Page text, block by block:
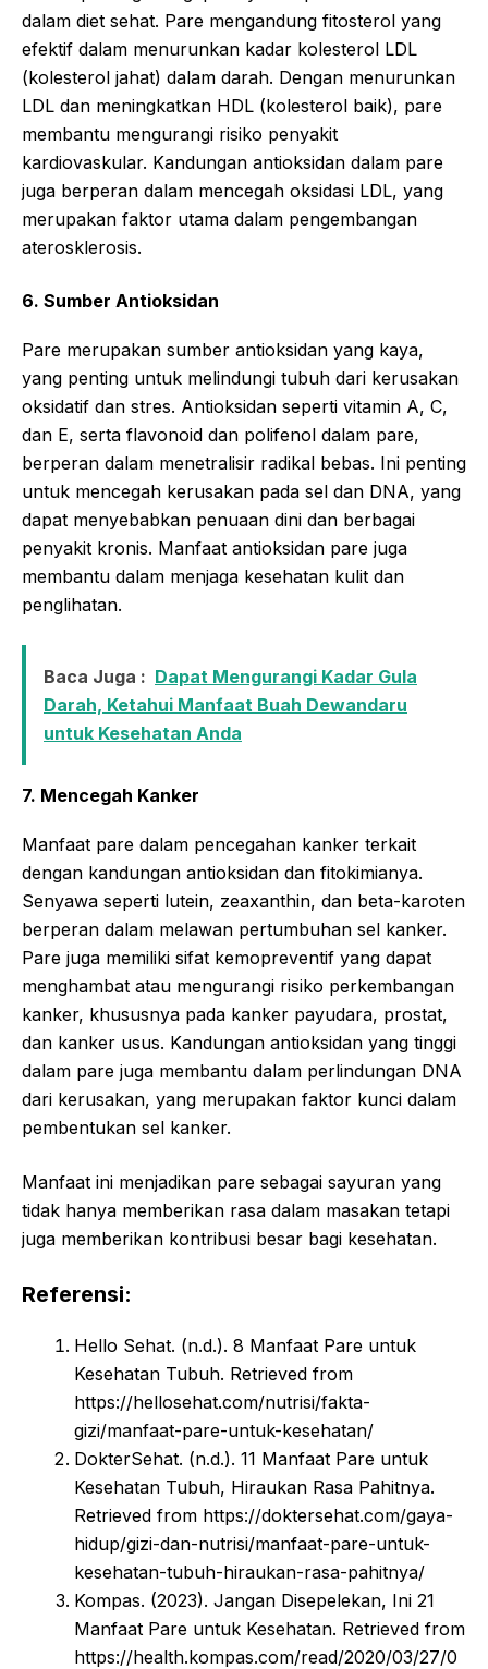
dalam diet sehat. Pare mengandung fitosterol yang
efektif dalam menurunkan kadar kolesterol LDL
(kolesterol jahat) dalam darah. Dengan menurunkan
LDL dan meningkatkan HDL (kolesterol baik), pare
membantu mengurangi risiko penyakit
kardiovaskular. Kandungan antioksidan dalam pare
juga berperan dalam mencegah oksidasi LDL, yang
merupakan faktor utama dalam pengembangan
aterosklerosis.
6. Sumber Antioksidan
Pare merupakan sumber antioksidan yang kaya,
yang penting untuk melindungi tubuh dari kerusakan
oksidatif dan stres. Antioksidan seperti vitamin A, C,
dan E, serta flavonoid dan polifenol dalam pare,
berperan dalam menetralisir radikal bebas. Ini penting
untuk mencegah kerusakan pada sel dan DNA, yang
dapat menyebabkan penuaan dini dan berbagai
penyakit kronis. Manfaat antioksidan pare juga
membantu dalam menjaga kesehatan kulit dan
penglihatan.
Baca Juga : Dapat Mengurangi Kadar Gula
Darah, Ketahui Manfaat Buah Dewandaru
untuk Kesehatan Anda
7. Mencegah Kanker
Manfaat pare dalam pencegahan kanker terkait
dengan kandungan antioksidan dan fitokimianya.
Senyawa seperti lutein, zeaxanthin, dan beta-karoten
berperan dalam melawan pertumbuhan sel kanker.
Pare juga memiliki sifat kemopreventif yang dapat
menghambat atau mengurangi risiko perkembangan
kanker, khususnya pada kanker payudara, prostat,
dan kanker usus. Kandungan antioksidan yang tinggi
dalam pare juga membantu dalam perlindungan DNA
dari kerusakan, yang merupakan faktor kunci dalam
pembentukan sel kanker.
Manfaat ini menjadikan pare sebagai sayuran yang
tidak hanya memberikan rasa dalam masakan tetapi
juga memberikan kontribusi besar bagi kesehatan.
Referensi:
Hello Sehat. (n.d.). 8 Manfaat Pare untuk
Kesehatan Tubuh. Retrieved from
https://hellosehat.com/nutrisi/fakta-
gizi/manfaat-pare-untuk-kesehatan/
DokterSehat. (n.d.). 11 Manfaat Pare untuk
Kesehatan Tubuh, Hiraukan Rasa Pahitnya.
Retrieved from https://doktersehat.com/gaya-
hidup/gizi-dan-nutrisi/manfaat-pare-untuk-
kesehatan-tubuh-hiraukan-rasa-pahitnya/
Kompas. (2023). Jangan Disepelekan, Ini 21
Manfaat Pare untuk Kesehatan. Retrieved from
https://health.kompas.com/read/2020/03/27/0